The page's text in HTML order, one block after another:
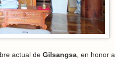
actual de Gilsangsa , en honor a